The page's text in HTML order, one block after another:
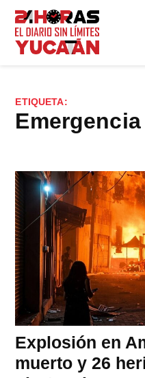
Saltar
contenido
ETIQUETA:
Explosión en
muerto y 26